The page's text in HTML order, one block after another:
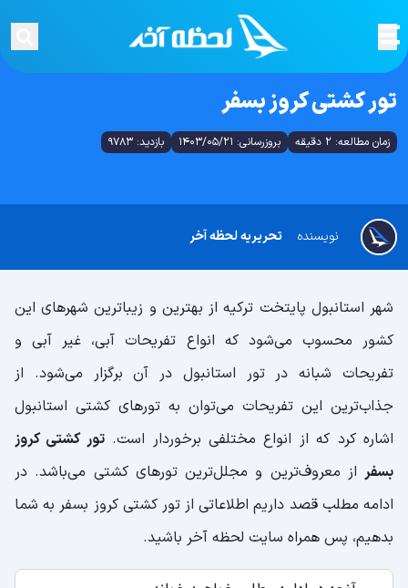
تور کشتی کروز بسفر
زمان مطالعه: 2 دقیقه بروزرسانی: 1403/05/21 بازدید: 9783
تحریریه لحظه آخر نویسنده
شهر استانبول پایتخت ترکیه از بهترین و زیباترین شهرهای این
کشور محسوب می‌شود که انواع تفریحات آبی، غیر آبی و
تفریحات شبانه در تور استانبول در آن برگزار می‌شود. از
جذاب‌ترین این تفریحات می‌توان به تورهای کشتی استانبول
اشاره کرد که از انواع مختلفی برخوردار است.تور کشتی کروز
بسفر از معروف‌ترین و مجلل‌ترین تورهای کشتی می‌باشد. در
ادامه مطلب قصد داریم اطلاعاتی از تور کشتی کروز بسفر به شما
بدهیم، پس همراه سایت لحظه آخر باشید.